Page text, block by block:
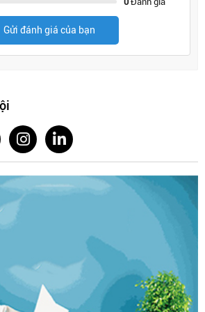
SUS304 nan oval có thiết kế linh hoạt,
tủ bếp, trên mặt bàn hoặc gắn tường
thiết kế để có thểtháo rời dễ dàng
đại và thẩm mỹ
bóng cùng thiết kế nan oval tinh tế, kệ
kiện nhà bếp tiện ích mà còn góp phần
không gian bếp.
với nhiều phong cách thiết kế tủ bếp
cách hiện đại đến truyền thống.
sử dụng kệ
đĩa inox
Gửi đánh giá của bạn